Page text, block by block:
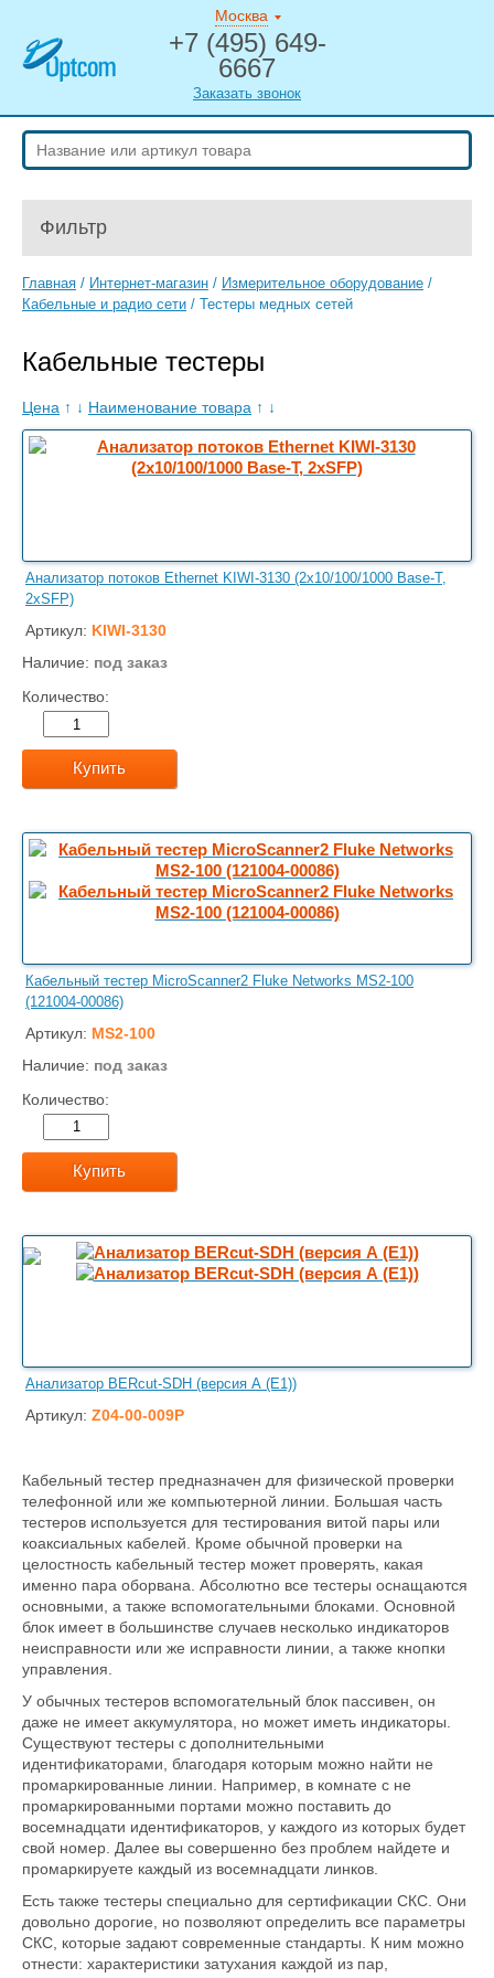
Москва
+7 (495) 649-
6667
Заказать звонок
Фильтр
Главная / Интернет-магазин / Измерительное оборудование /
Кабельные и радио сети / Тестеры медных сетей
Кабельные тестеры
Цена ↑ ↓ Наименование товара ↑ ↓
Анализатор потоков Ethernet KIWI-3130 (2x10/100/1000 Base-T,
2xSFP)
Артикул: KIWI-3130
Наличие: под заказ
Количество:
Купить
Кабельный тестер MicroScanner2 Fluke Networks MS2-100
(121004-00086)
Артикул: MS2-100
Наличие: под заказ
Количество:
Купить
Анализатор BERcut-SDH (версия А (E1))
Артикул: Z04-00-009P
Кабельный тестер предназначен для физической проверки
телефонной или же компьютерной линии. Большая часть
тестеров используется для тестирования витой пары или
коаксиальных кабелей. Кроме обычной проверки на
целостность кабельный тестер может проверять, какая
именно пара оборвана. Абсолютно все тестеры оснащаются
основными, а также вспомогательными блоками. Основной
блок имеет в большинстве случаев несколько индикаторов
неисправности или же исправности линии, а также кнопки
управления.
У обычных тестеров вспомогательный блок пассивен, он
даже не имеет аккумулятора, но может иметь индикаторы.
Существуют тестеры с дополнительными
идентификаторами, благодаря которым можно найти не
промаркированные линии. Например, в комнате с не
промаркированными портами можно поставить до
восемнадцати идентификаторов, у каждого из которых будет
свой номер. Далее вы совершенно без проблем найдете и
промаркируете каждый из восемнадцати линков.
Есть также тестеры специально для сертификации СКС. Они
довольно дорогие, но позволяют определить все параметры
СКС, которые задают современные стандарты. К ним можно
отнести: характеристики затухания каждой из пар,